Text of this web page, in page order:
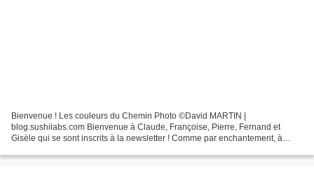
Bienvenue ! Les couleurs du Chemin Photo ©David MARTIN |
blog.sushilabs.com Bienvenue à Claude, Françoise, Pierre, Fernand et
Gisèle qui se sont inscrits à la newsletter ! Comme par enchantement, à